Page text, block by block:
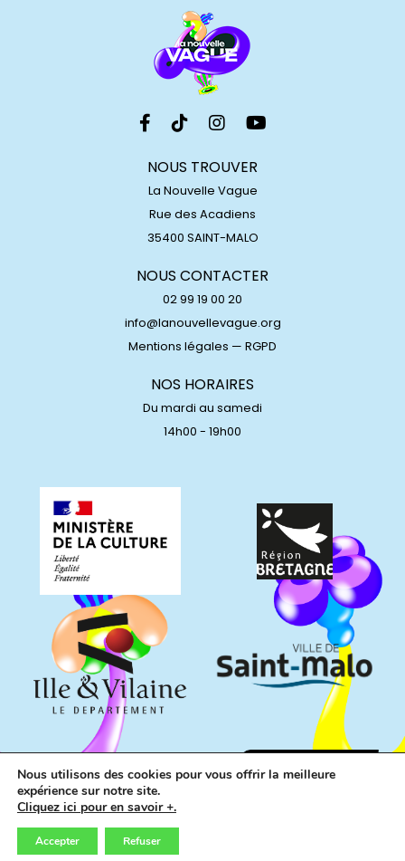
NOUS TROUVER
La Nouvelle Vague
Rue des Acadiens
35400 SAINT-MALO
NOUS CONTACTER
02 99 19 00 20
info@lanouvellevague.org
Mentions légales — RGPD
NOS HORAIRES
Du mardi au samedi
14h00 - 19h00
Nous utilisons des cookies pour vous offrir la meilleure
expérience sur notre site.
Cliquez ici pour en savoir +.
Accepter Refuser